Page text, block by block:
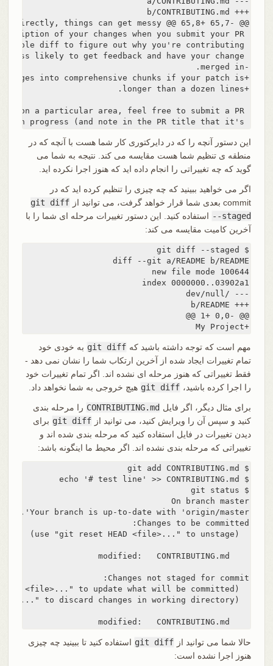
این دستور آنچه را که در دایرکتوری کار شما هست با آنچه که در
منطقه ی تنظیم شما هست مقایسه می کند. نتیجه به شما می
گوید که چه تغییراتی را انجام داده اید که هنوز اجرا نکرده اید.
اگر می خواهید ببینید که چه چیزی را تنظیم کرده اید که در
commit بعدی شما قرار خواهد گرفت، می توانید از
git diff
--staged استفاده کنید. این دستور تغییرات مرحله ای شما را با
آخرین کامیت مقایسه می کند:
$ git diff --staged
diff --git a/README b/README
--- /dev/null
@@ -0,0 +1 @@
+My Project
مهم است که توجه داشته باشید که git diff به خودی خود
تمام تغییرات ایجاد شده از آخرین ارتکاب شما را نشان نمی دهد -
فقط تغییراتی که هنوز مرحله ای نشده اند. اگر تمام تغییرات خود
را اجرا کرده باشید، git diff هیچ خروجی به شما نخواهد داد.
برای مثال دیگر، اگر فایل CONTRIBUTING.md را مرحله بندی
کنید و سپس آن را ویرایش کنید، می توانید از git diff برای
دیدن تغییرات در فایل استفاده کنید که مرحله بندی شده اند و
تغییراتی که مرحله بندی نشده اند. اگر محیط ما اینگونه باشد:
$ git add CONTRIBUTING.md
$ echo '# test line' >> CONTRIBUTING.md
$ git status
On branch master
    modified:   CONTRIBUTING.md
حالا شما می توانید از git diff استفاده کنید تا ببینید چه چیزی
هنوز اجرا نشده است: